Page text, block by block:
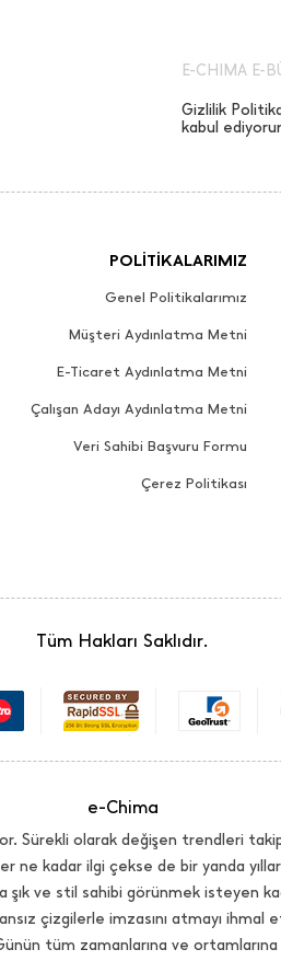
E-CHIMA E-
Gizlilik
kabul
POLİTİKALARIMIZ
Genel Politikalarımız
Müşteri Aydınlatma Metni
E-Ticaret Aydınlatma Metni
Çalışan Adayı Aydınlatma Metni
Veri Sahibi Başvuru Formu
Çerez Politikası
Tüm Hakları Saklıdır.
e-Chima
Sürekli olarak değişen trendleri
kadar ilgi çekse de bir yanda
ve stil sahibi görünmek isteyen
çizgilerle imzasını atmayı
tüm zamanlarına ve